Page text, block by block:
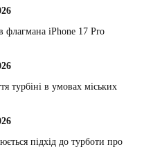
флагмана iPhone 17 Pro
турбіні в умовах міських
підхід до турботи про